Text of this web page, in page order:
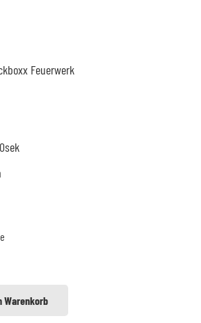
Feuerwerk
Warenkorb